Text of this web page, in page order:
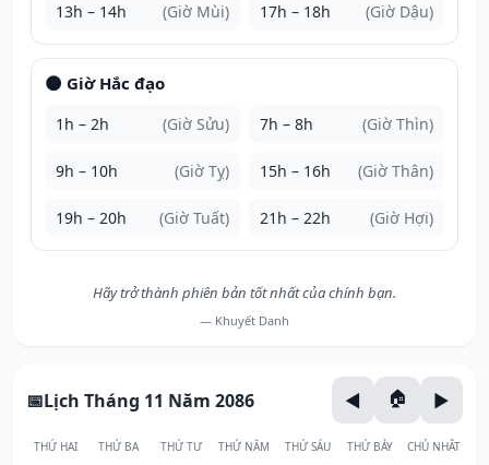
13h – 14h (Giờ Mùi) 17h – 18h (Giờ Dậu)
🌑 Giờ Hắc đạo
1h – 2h (Giờ Sửu) 7h – 8h (Giờ Thìn)
9h – 10h (Giờ Tỵ) 15h – 16h (Giờ Thân)
19h – 20h (Giờ Tuất) 21h – 22h (Giờ Hợi)
Hãy trở thành phiên bản tốt nhất của chính bạn.
— Khuyết Danh
Lịch Tháng 11 Năm 2086
THỨ HAI THỨ BA THỨ TƯ THỨ NĂM THỨ SÁU THỨ BẢY CHỦ NHẬT